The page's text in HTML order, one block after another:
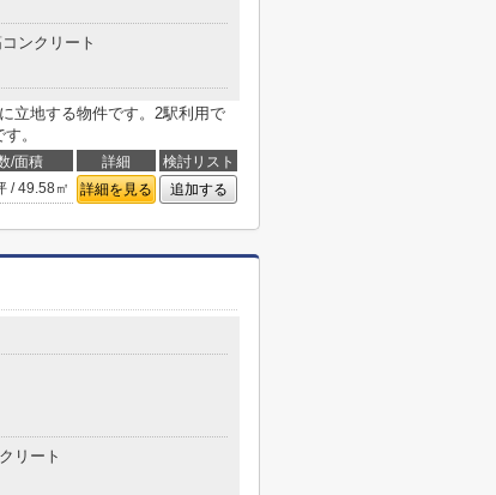
ンクリート
立地する物件です。2駅利用で
。
/面積 詳細
検討リスト
/ 49.58㎡ 詳細を見る 追加する
リート